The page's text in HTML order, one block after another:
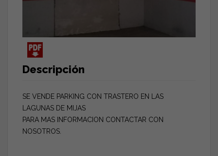
Descripción
SE VENDE PARKING CON TRASTERO EN LAS
LAGUNAS DE MIJAS
PARA MAS INFORMACION CONTACTAR CON
NOSOTROS.